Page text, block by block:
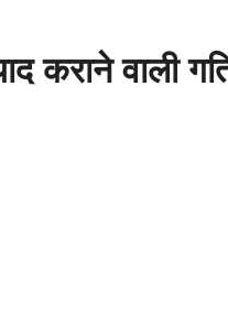
कराने वाली